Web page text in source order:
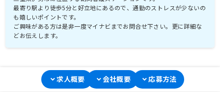
最寄り駅より徒歩5分と好立地にあるので、通勤のストレスが少ないの
も嬉しいポイントです。
ご興味がある方は是非一度マイナビまでお問合せ下さい。更に詳細な
どお伝えします。
求人概要 会社概要 応募方法